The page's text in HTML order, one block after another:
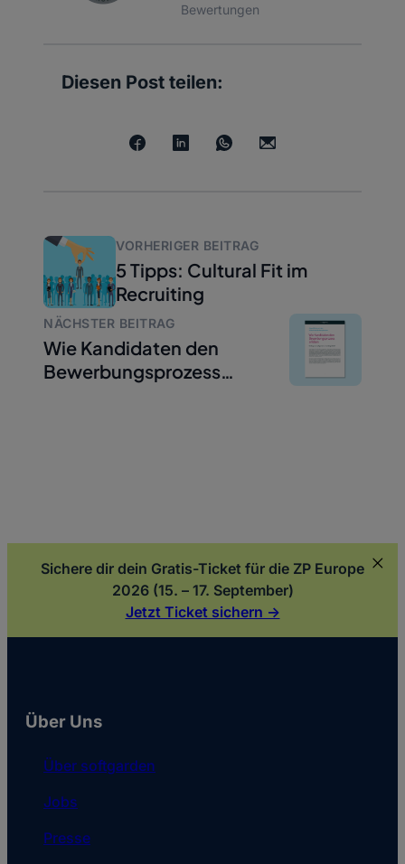
Bewertungen
Diesen Post teilen:
VORHERIGER BEITRAG
5 Tipps: Cultural Fit im
Recruiting
NÄCHSTER BEITRAG
Wie Kandidaten den
Bewerbungsprozess
Sichere dir dein Gratis-Ticket für die ZP Europe
2026 (15. – 17. September)
Jetzt Ticket sichern ->
Über Uns
Über softgarden
Jobs
Presse